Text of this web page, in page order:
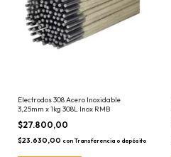
Electrodos 308 Acero Inoxidable
3,25mm x 1kg 308L Inox RMB
$27.800,00
$23.630,00 con Transferencia o depósito